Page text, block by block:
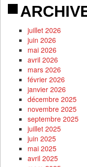
juillet 2026
juin 2026
mai 2026
avril 2026
mars 2026
février 2026
janvier 2026
décembre 2025
novembre 2025
septembre 2025
juillet 2025
juin 2025
mai 2025
avril 2025